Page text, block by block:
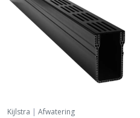
Kijlstra | Afwatering